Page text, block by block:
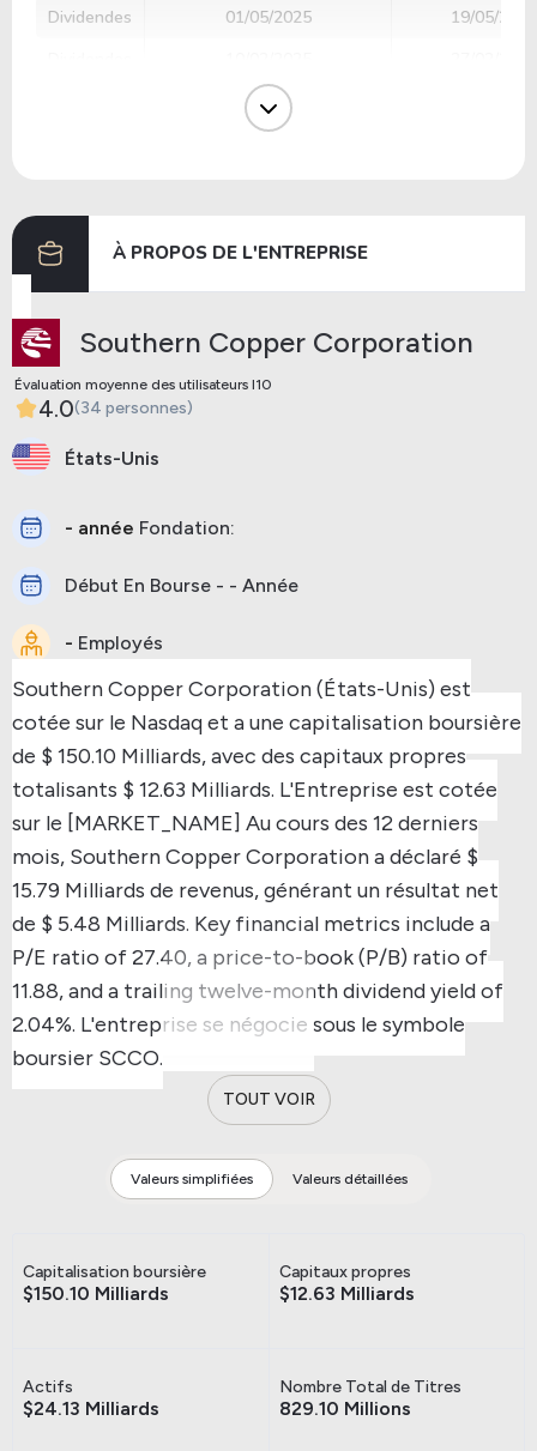
Dividendes 01/05/2025
19/05/2025
05/11/2024
À PROPOS DE L'ENTREPRISE
Southern Copper Corporation
Évaluation moyenne des utilisateurs I10
4.0(34 personnes)
États-Unis
- année Fondation:
Début En Bourse - - Année
- Employés
Southern Copper Corporation (États-Unis) est
cotée sur le Nasdaq et a une capitalisation boursière
de $ 150.10 Milliards, avec des capitaux propres
totalisants $ 12.63 Milliards. L'Entreprise est cotée
sur le [MARKET_NAME] Au cours des 12 derniers
mois, Southern Copper Corporation a déclaré $
15.79 Milliards de revenus, générant un résultat net
de $ 5.48 Milliards. Key financial metrics include a
P/E ratio of 27.40, a price-to-book (P/B) ratio of
11.88, and a trailing twelve-month dividend yield of
2.04%. L'entreprise se négocie sous le symbole
boursier SCCO.
TOUT VOIR
Valeurs simplifiées Valeurs détaillées
Capitalisation boursière
$150.10 Milliards
Capitaux propres
$12.63 Milliards
Actifs
$24.13 Milliards
Nombre Total de Titres
829.10 Millions